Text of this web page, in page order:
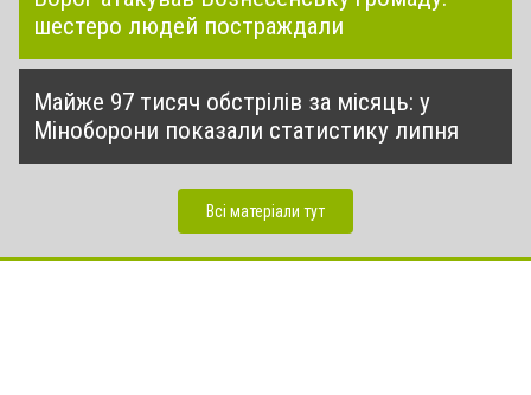
шестеро людей постраждали
Майже 97 тисяч обстрілів за місяць: у
Міноборони показали статистику липня
Всі матеріали тут